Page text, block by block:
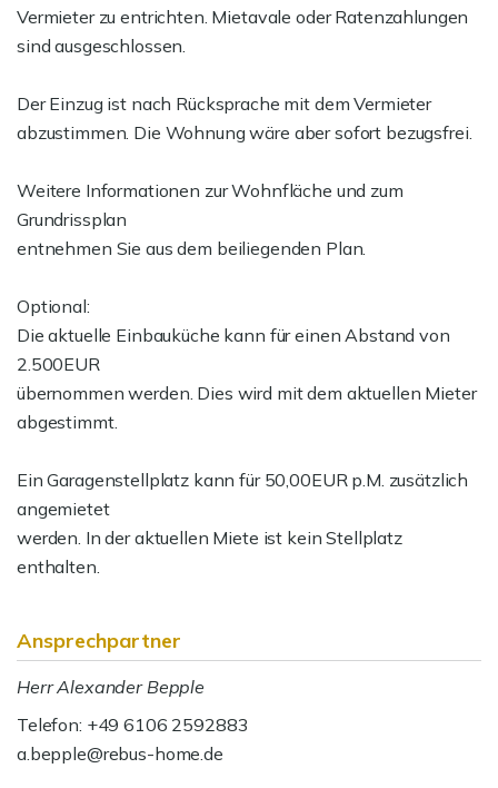
Vermieter zu entrichten. Mietavale oder Ratenzahlungen
sind ausgeschlossen.
Der Einzug ist nach Rücksprache mit dem Vermieter
abzustimmen. Die Wohnung wäre aber sofort bezugsfrei.
Weitere Informationen zur Wohnfläche und zum
Grundrissplan
entnehmen Sie aus dem beiliegenden Plan.
Optional:
Die aktuelle Einbauküche kann für einen Abstand von
2.500EUR
übernommen werden. Dies wird mit dem aktuellen Mieter
abgestimmt.
Ein Garagenstellplatz kann für 50,00EUR p.M. zusätzlich
angemietet
werden. In der aktuellen Miete ist kein Stellplatz
enthalten.
Ansprechpartner
Herr Alexander Bepple
Telefon: +49 6106 2592883
a.bepple@rebus-home.de